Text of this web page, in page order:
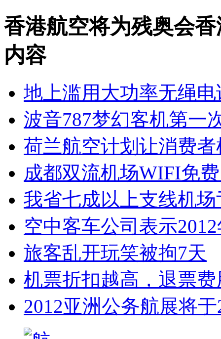
香港航空将为残奥会
内容
地上滥用大功率无绳
波音787梦幻客机第一
荷兰航空计划让消费
成都双流机场WIFI免
我省七成以上支线机场
空中客车公司表示
旅客乱开玩笑被拘7天
机票折扣越高，退票
2012亚洲公务航展将